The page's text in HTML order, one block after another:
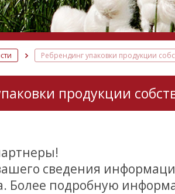
Ребрендинг упаковки продукции
продукции
сведения
Более подробную